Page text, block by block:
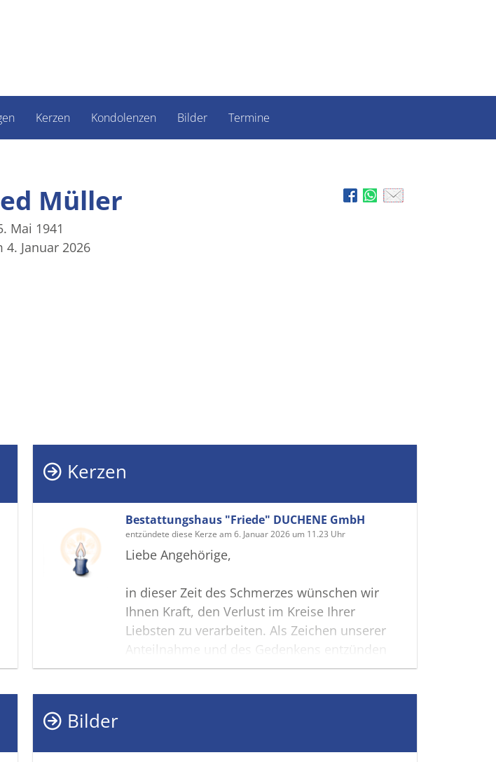
Kerzen Kondolenzen Bilder Termine
Müller
Mai 1941
Januar 2026
Kerzen
Bestattungshaus "Friede" DUCHENE GmbH
entzündete diese Kerze am 6. Januar 2026 um 11.23 Uhr
Liebe Angehörige,
in dieser Zeit des Schmerzes wünschen wir
Ihnen Kraft, den Verlust im Kreise Ihrer
Liebsten zu verarbeiten. Als Zeichen unserer
Anteilnahme und des Gedenkens entzünden
wir dieses erste Licht. Möge diese Gedenkseite
Bilder